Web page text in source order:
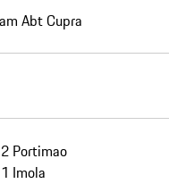
Abt Cupra
Portimao
Imola